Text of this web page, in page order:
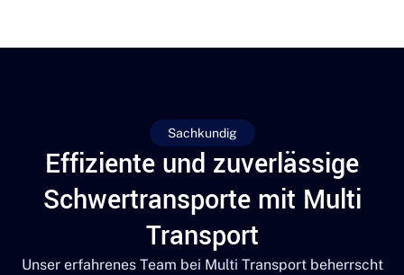
Sachkundig
Effiziente und zuverlässige
Schwertransporte mit Multi
Transport
Unser erfahrenes Team bei Multi Transport beherrscht